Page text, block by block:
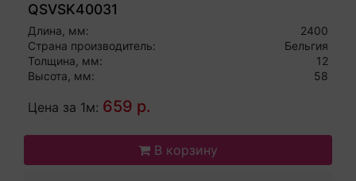
QSVSK40031
Длина, мм:
2400
Страна производитель:
Бельгия
Толщина, мм:
12
Высота, мм:
58
Цена за 1м: 659 р.
В корзину